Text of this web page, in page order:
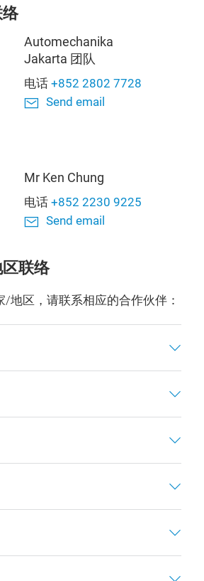
Automechanika
Jakarta 团队
电话 +852 2802 7728
Send email
Mr Ken Chung
电话 +852 2230 9225
Send email
联络
/地区，请联系相应的合作伙伴：